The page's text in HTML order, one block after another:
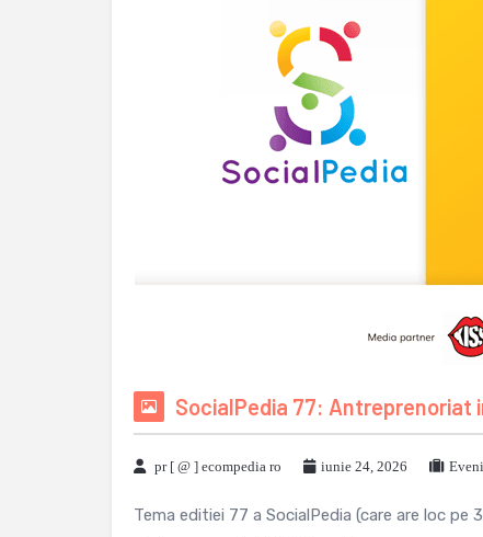
SocialPedia 77: Antreprenoriat
pr [ @ ] ecompedia ro iunie 24, 2026
Tema editiei 77 a SocialPedia (care are loc